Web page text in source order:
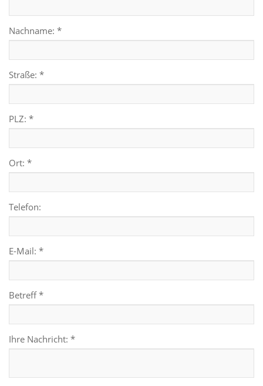
Nachname: *
Straße: *
PLZ: *
Ort: *
Telefon:
E-Mail: *
Betreff *
Ihre Nachricht: *